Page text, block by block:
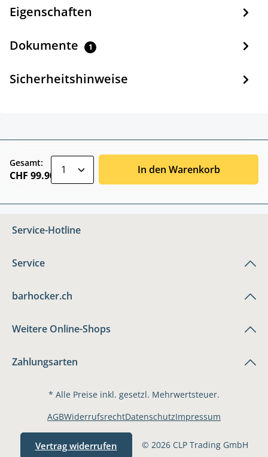
Eigenschaften
Dokumente 1
Sicherheitshinweise
Gesamt:
CHF 99.90 In den Warenkorb
Service-Hotline
Service
barhocker.ch
Weitere Online-Shops
Zahlungsarten
* Alle Preise inkl. gesetzl. Mehrwertsteuer.
Vertrag widerrufen © 2026 CLP Trading GmbH
AGBWiderrufsrechtDatenschutzImpressum